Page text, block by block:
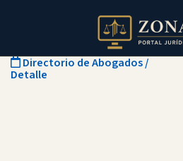
Directorio de Abogados/
Detalle